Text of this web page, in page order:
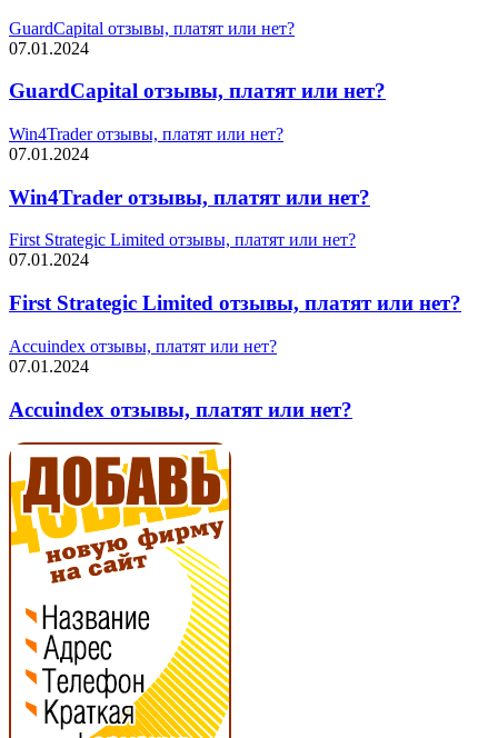
GuardCapital отзывы, платят или нет?
07.01.2024
GuardCapital отзывы, платят или нет?
Win4Trader отзывы, платят или нет?
07.01.2024
Win4Trader отзывы, платят или нет?
First Strategic Limited отзывы, платят или нет?
07.01.2024
First Strategic Limited отзывы, платят или нет?
Accuindex отзывы, платят или нет?
07.01.2024
Accuindex отзывы, платят или нет?